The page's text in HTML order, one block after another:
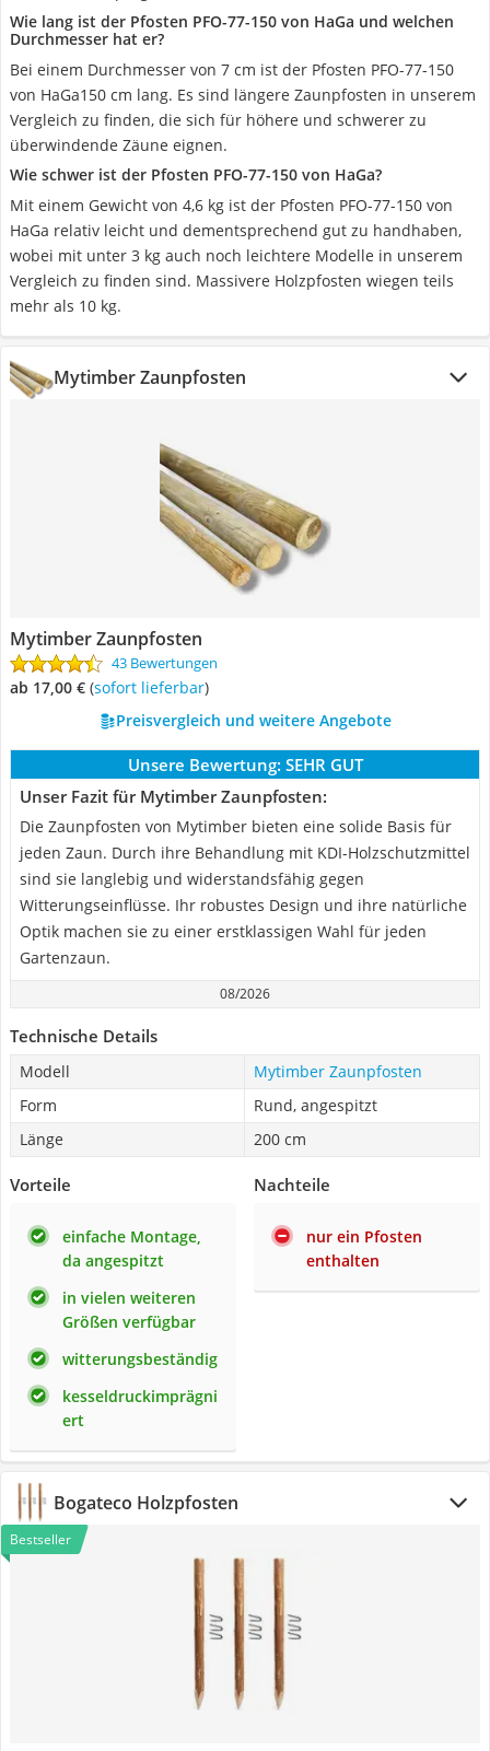
Wie lang ist der Pfosten PFO-77-150 von HaGa und welchen
Durchmesser hat er?
Bei einem Durchmesser von 7 cm ist der Pfosten PFO-77-150
von HaGa150 cm lang. Es sind längere Zaunpfosten in unserem
Vergleich zu finden, die sich für höhere und schwerer zu
überwindende Zäune eignen.
Wie schwer ist der Pfosten PFO-77-150 von HaGa?
Mit einem Gewicht von 4,6 kg ist der Pfosten PFO-77-150 von
HaGa relativ leicht und dementsprechend gut zu handhaben,
wobei mit unter 3 kg auch noch leichtere Modelle in unserem
Vergleich zu finden sind. Massivere Holzpfosten wiegen teils
mehr als 10 kg.
Mytimber Zaunpfosten
Mytimber Zaunpfosten
43 Bewertungen
ab 17,00 € ( Sofort lieferbar)
Preisvergleich und weitere Angebote
Unsere Bewertung: SEHR GUT
Unser Fazit für Mytimber Zaunpfosten:
Die Zaunpfosten von Mytimber bieten eine solide Basis für
jeden Zaun. Durch ihre Behandlung mit KDI-Holzschutzmittel
sind sie langlebig und widerstandsfähig gegen
Witterungseinflüsse. Ihr robustes Design und ihre natürliche
Optik machen sie zu einer erstklassigen Wahl für jeden
Gartenzaun.
08/2026
Technische Details
Modell
Mytimber Zaunpfosten
Form
Rund, angespitzt
Länge
200 cm
Vorteile
einfache Montage,
da angespitzt
in vielen weiteren
Größen verfügbar
witterungsbeständig
kesseldruckimprägni
ert
Nachteile
nur ein Pfosten
enthalten
Bogateco Holzpfosten
Bestseller